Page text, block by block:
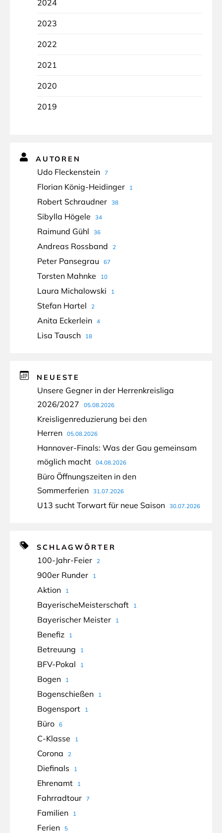
2024
2023
2022
2021
2020
2019
AUTOREN
Udo Fleckenstein 7
Florian König-Heidinger 1
Robert Schraudner 38
Sibylla Högele 34
Raimund Gühl 36
Andreas Rossband 2
Peter Pansegrau 67
Torsten Mahnke 10
Laura Michalowski 1
Stefan Hartel 2
Anita Eckerlein 4
Lisa Tausch 18
NEUESTE
Unsere Gegner in der Herrenkreisliga
2026/2027
05.08.2026
Kreisligenreduzierung bei den
Herren
05.08.2026
Hannover-Finals: Was der Gau gemeinsam
möglich macht
04.08.2026
Büro Öffnungszeiten in den
Sommerferien
31.07.2026
U13 sucht Torwart für neue Saison 30.07.2026
SCHLAGWÖRTER
100-Jahr-Feier 2
900er Runder 1
Aktion 1
BayerischeMeisterschaft 1
Bayerischer Meister 1
Benefiz 1
Betreuung 1
BFV-Pokal 1
Bogen 1
Bogenschießen 1
Bogensport 1
Büro 6
C-Klasse 1
Corona 2
Diefinals 1
Ehrenamt 1
Fahrradtour 7
Familien 1
Ferien 5